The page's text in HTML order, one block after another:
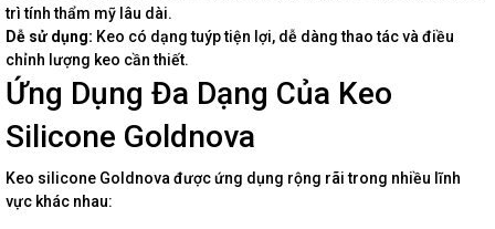
trì tính thẩm mỹ lâu dài.
Dễ sử dụng: Keo có dạng tuýp tiện lợi, dễ dàng thao tác và điều
chỉnh lượng keo cần thiết.
Ứng Dụng Đa Dạng Của Keo
Silicone Goldnova
Keo silicone Goldnova được ứng dụng rộng rãi trong nhiều lĩnh
vực khác nhau: